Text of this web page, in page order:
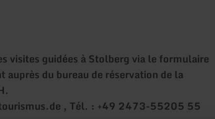
visites guidées à Stolberg via le formulaire
du bureau de réservation de la
, Tél. : +49 2473-55205 55